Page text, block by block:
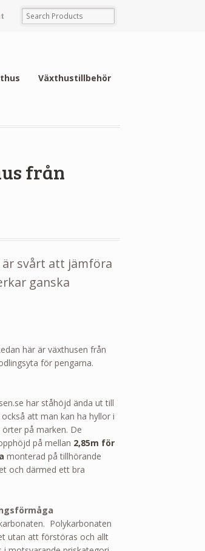
Växthustillbehör
från
svårt att jämföra
ganska
här är växthusen från
för pengarna.
har ståhöjd ända ut till
att man kan ha hyllor i
på marken. De
på mellan 2,85m för
monterad på tillhörande
och därmed ett bra
Polykarbonaten
utan att förstöras och allt